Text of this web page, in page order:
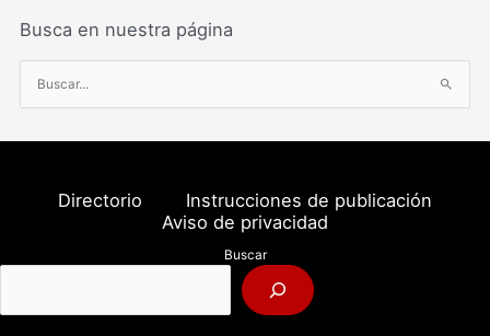
Busca en nuestra página
u
s
o
:
Directorio
Instrucciones de publicación
Aviso de privacidad
Buscar